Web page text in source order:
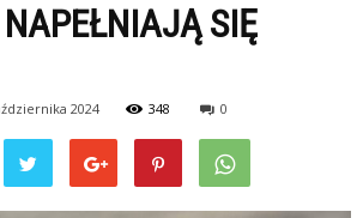
SIĘ
2024 348 0